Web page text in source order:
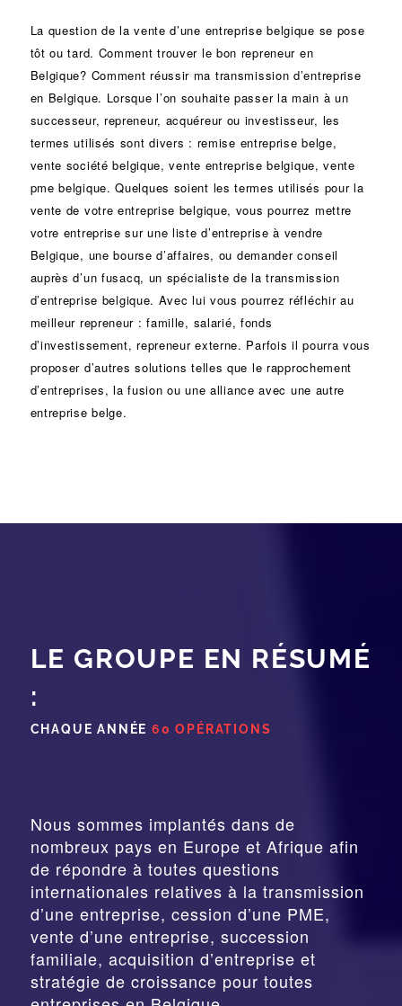
La question de la vente d’une entreprise belgique se pose
tôt ou tard. Comment trouver le bon repreneur en
Belgique? Comment réussir ma transmission d’entreprise
en Belgique. Lorsque l’on souhaite passer la main à un
successeur, repreneur, acquéreur ou investisseur, les
termes utilisés sont divers : remise entreprise belge,
vente société belgique, vente entreprise belgique, vente
pme belgique. Quelques soient les termes utilisés pour la
vente de votre entreprise belgique, vous pourrez mettre
votre entreprise sur une liste d’entreprise à vendre
Belgique, unebourse d’affaires, ou demander conseil
auprès d’un fusacq, un spécialiste de latransmission
d’entreprise belgique. Avec lui vous pourrez réfléchir au
meilleur repreneur :famille, salarié, fonds
d’investissement, repreneur externe. Parfois il pourra vous
proposer d’autres solutions telles que le rapprochement
d’entreprises, lafusion ou unealliance avec une autre
entreprise belge.
LE GROUPE EN RÉSUMÉ
:
CHAQUE ANNÉE 60 OPÉRATIONS
Nous sommes implantés dans de
nombreux pays en Europe et Afrique afin
de répondre à toutes questions
internationales relatives à la transmission
d’une entreprise, cession d’une PME,
vente d’une entreprise, succession
familiale, acquisition d’entreprise et
stratégie de croissance pour toutes